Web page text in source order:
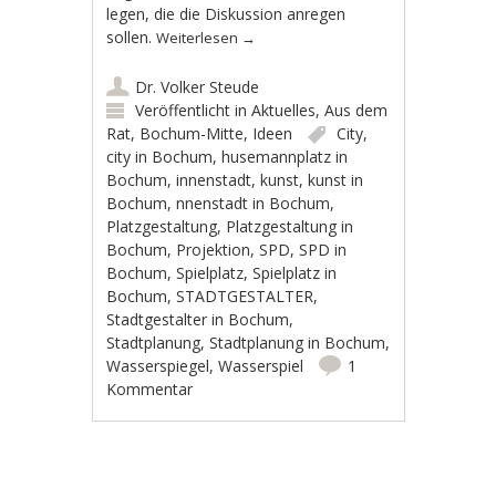
legen, die die Diskussion anregen
sollen.Weiterlesen →
Dr. Volker Steude
Veröffentlicht inAktuelles,Aus dem
Rat, Bochum-Mitte, Ideen City,
city in Bochum,husemannplatz in
Bochum,innenstadt,kunst,kunst in
Bochum,nnenstadt in Bochum,
Platzgestaltung, Platzgestaltung in
Bochum, Projektion,SPD,SPD in
Bochum,Spielplatz,Spielplatz in
Bochum,STADTGESTALTER,
Stadtgestalter in Bochum,
Stadtplanung,Stadtplanung in Bochum,
Wasserspiegel,Wasserspiel
1
Kommentar